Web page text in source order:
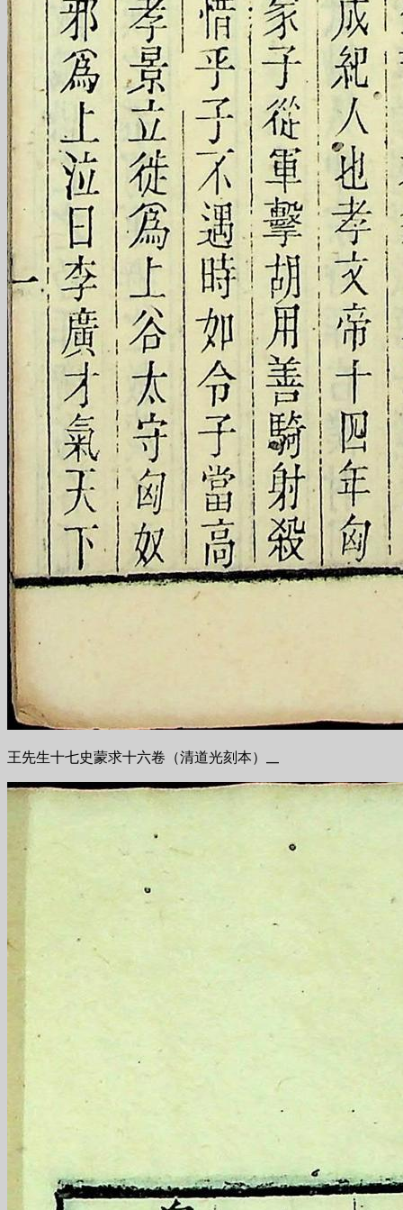
王先生十七史蒙求十六卷（清道光刻本）__